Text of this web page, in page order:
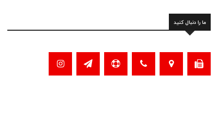
ما را دنبال کنید